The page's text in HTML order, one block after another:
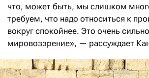
что, может быть, мы слишком
требуем, что надо относиться к
вокруг спокойнее. Это очень
мировоззрение», — рассуждает